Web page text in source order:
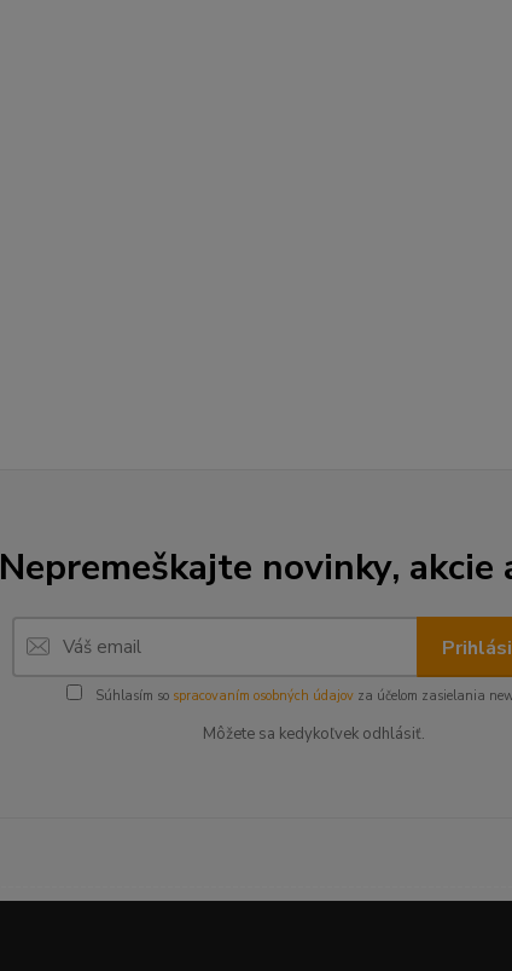
Nepremeškajte novinky, akcie
Súhlasím so spracovaním osobných údajovza účelom zasielania
Môžete sa kedykoľvek odhlásiť.